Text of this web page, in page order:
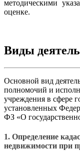
методическими
оценке.
Виды
Основной вид
полномочий и
учреждения в сфере
установленных
ФЗ «О
1. Определение
недвижимости при